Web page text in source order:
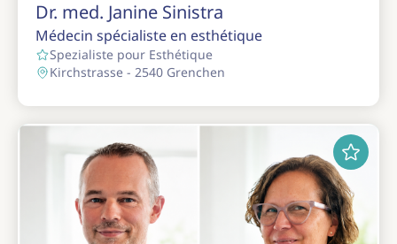
Dr. med. Janine Sinistra
Médecin spécialiste en esthétique
Spezialiste pour Esthétique
Kirchstrasse - 2540 Grenchen